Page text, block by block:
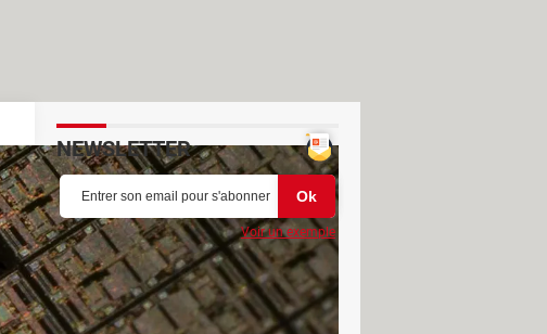
NEWSLETTER
Voir un exemple